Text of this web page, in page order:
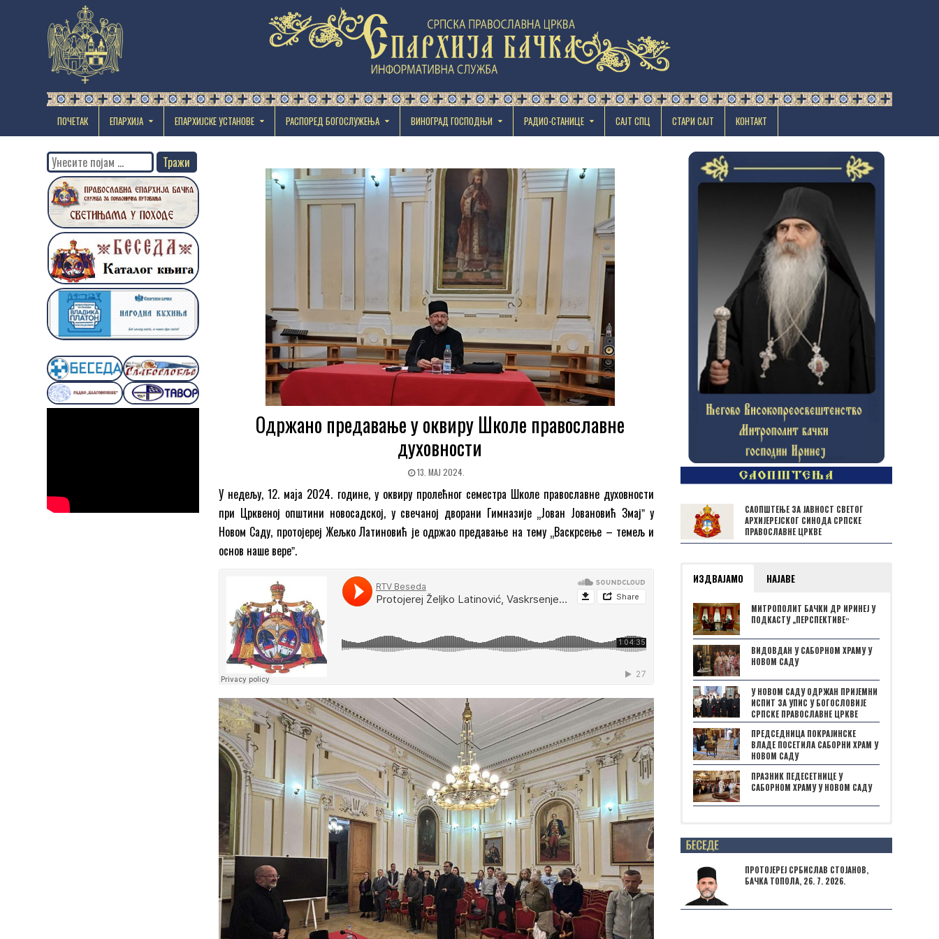
ПОЧЕТАК ЕПАРХИЈА EПАРХИЈСКЕ УСТАНОВЕ РАСПОРЕД БОГОСЛУЖЕЊА ВИНОГРАД ГОСПОДЊИ РАДИО-СТАНИЦЕ САЈТ СПЦ СТАРИ САЈТ КОНТАКТ
Одржано предавање у оквиру Школе православне
духовности
13. МАЈ 2024.
У недељу, 12. маja 2024. године, у оквиру пролећног семестра Школе православне духовности
при Црквеној општини новосадској, у свечаној дворани Гимназије „Јован Јовановић Змајˮ у
Новом Саду, протојереј Жељко Латиновић је одржао предавање на тему „Васкрсење – темељ и
основ наше вереˮ.
Search
for:
САОПШТЕЊЕ ЗА ЈАВНОСТ СВЕТОГ
АРХИЈЕРЕЈСКОГ СИНОДА СРПСКЕ
ПРАВОСЛАВНЕ ЦРКВЕ
ИЗДВАЈАМО НАЈАВЕ
МИТРОПОЛИТ БАЧКИ ДР ИРИНЕЈ У
ПОДКАСТУ „ПЕРСПЕКТИВЕˮ
ВИДОВДАН У САБОРНОМ ХРАМУ У
НОВОМ САДУ
У НОВОМ САДУ ОДРЖАН ПРИЈЕМНИ
ИСПИТ ЗА УПИС У БОГОСЛОВИЈЕ
СРПСКЕ ПРАВОСЛАВНЕ ЦРКВЕ
ПРЕДСЕДНИЦА ПОКРАЈИНСКЕ
ВЛАДЕ ПОСЕТИЛА САБОРНИ ХРАМ У
НОВОМ САДУ
ПРАЗНИК ПЕДЕСЕТНИЦЕ У
САБОРНОМ ХРАМУ У НОВОМ САДУ
Posts not found
ПРОТОЈЕРЕЈ СРБИСЛАВ СТОЈАНОВ,
БАЧКА ТОПОЛА, 26. 7. 2026.